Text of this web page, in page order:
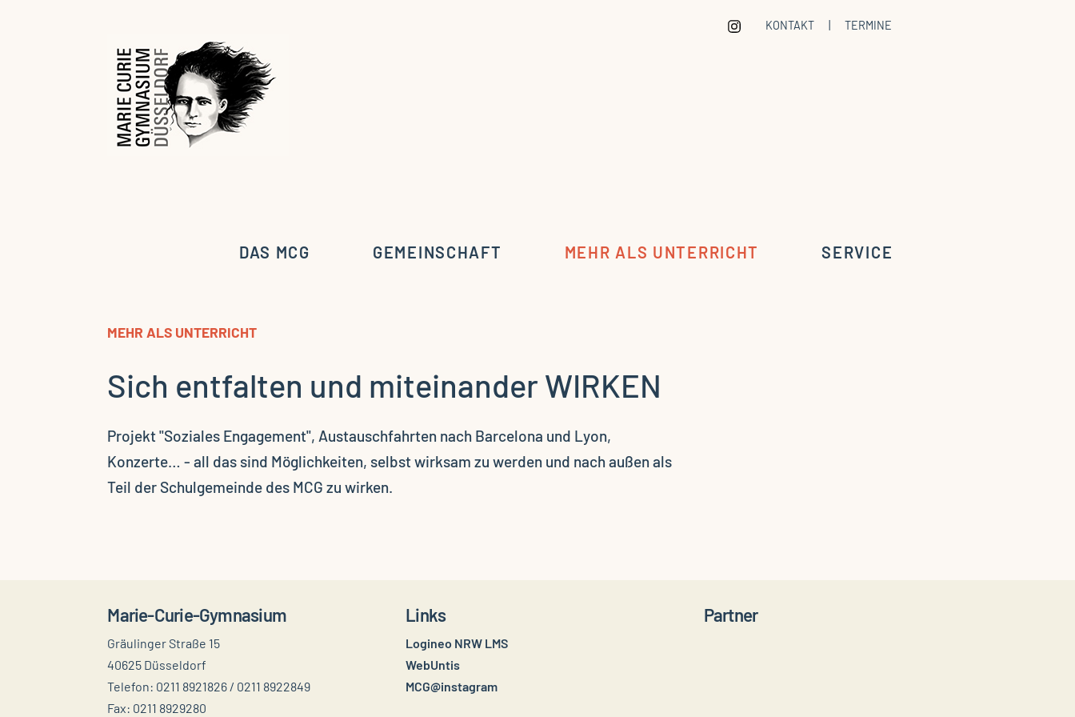
KONTAKT TERMINE
DAS MCG GEMEINSCHAFT MEHR ALS UNTERRICHT SERVICE
MEHR ALS UNTERRICHT
Sich entfalten und miteinander WIRKEN
Projekt "Soziales Engagement", Austauschfahrten nach Barcelona und Lyon,
Konzerte… - all das sind Möglichkeiten, selbst wirksam zu werden und nach außen als
Teil der Schulgemeinde des MCG zu wirken.
Marie-Curie-Gymnasium
Gräulinger Straße 15
40625 Düsseldorf
Telefon: 0211 8921826 / 0211 8922849
Fax: 0211 8929280
Links
Logineo NRW LMS
WebUntis
MCG@instagram
Partner